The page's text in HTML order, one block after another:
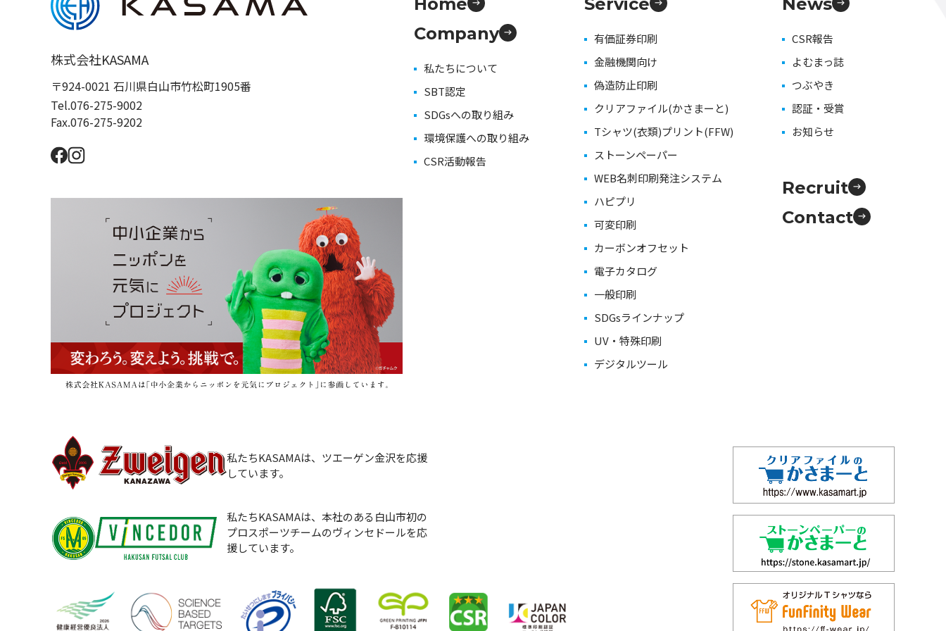
Company
私たちについて
SBT認定
SDGsへの取り組み
環境保護への取り組み
CSR活動報告
有価証券印刷
金融機関向け
偽造防止印刷
クリアファイル(かさまーと)
Tシャツ(衣類)プリント(FFW)
ストーンペーパー
WEB名刺印刷発注システム
ハピプリ
可変印刷
カーボンオフセット
電子カタログ
一般印刷
SDGsラインナップ
UV・特殊印刷
デジタルツール
CSR報告
よむまっ誌
つぶやき
認証・受賞
お知らせ
Recruit
Contact
株式会社KASAMA
〒924-0021 石川県白山市竹松町1905番
Tel.076-275-9002
Fax.076-275-9202
私たちKASAMAは、ツエーゲン金沢を応援
しています。
私たちKASAMAは、本社のある白山市初の
プロスポーツチームのヴィンセドールを応
援しています。